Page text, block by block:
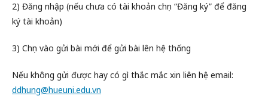
2) Đăng nhập (nếu chưa có tài khoản chọn “Đăng ký” để đăng
ký tài khoản)
3) Chọn vào gửi bài mới để gửi bài lên hệ thống
Nếu không gửi được hay có gì thắc mắc xin liên hệ email:
ddhung@hueuni.edu.vn